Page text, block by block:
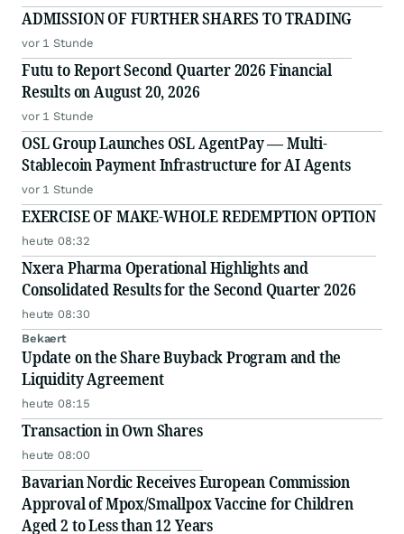
ADMISSION OF FURTHER SHARES TO TRADING
vor 1 Stunde
Futu to Report Second Quarter 2026 Financial
Results on August 20, 2026
vor 1 Stunde
OSL Group Launches OSL AgentPay — Multi-
Stablecoin Payment Infrastructure for AI Agents
vor 1 Stunde
EXERCISE OF MAKE-WHOLE REDEMPTION OPTION
heute 08:32
Nxera Pharma Operational Highlights and
Consolidated Results for the Second Quarter 2026
heute 08:30
Bekaert
Update on the Share Buyback Program and the
Liquidity Agreement
heute 08:15
Transaction in Own Shares
heute 08:00
Bavarian Nordic Receives European Commission
Approval of Mpox/Smallpox Vaccine for Children
Aged 2 to Less than 12 Years